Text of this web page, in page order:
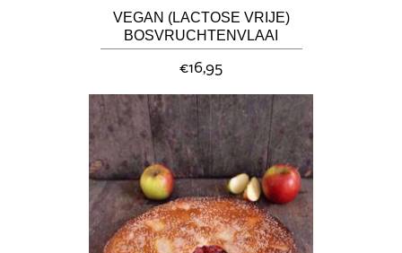
VEGAN (LACTOSE VRIJE)
BOSVRUCHTENVLAAI
(30CM)
€16,95